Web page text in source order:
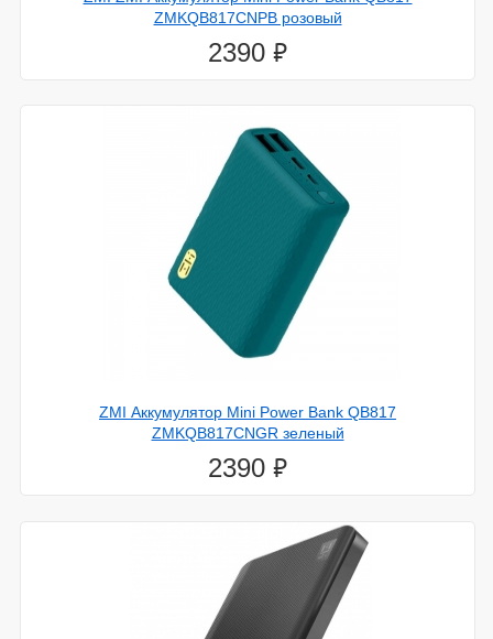
LG выпустит гигантский 98-дюймовый телевизор с
ZMKQB817CNPB розовый
2390 ⃏
ZMI Аккумулятор Mini Power Bank QB817
ZMKQB817CNGR зеленый
2390 ⃏